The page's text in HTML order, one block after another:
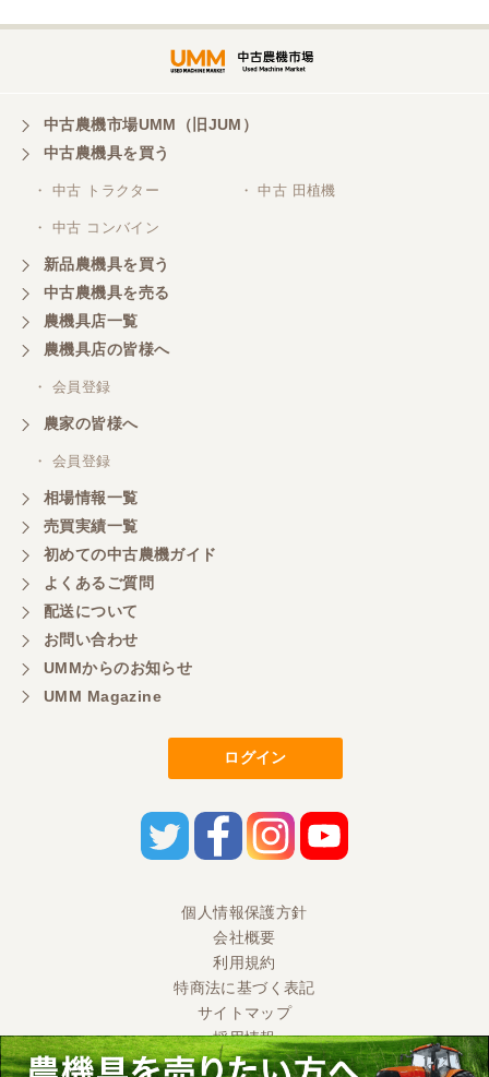
います。
迅速丁寧な対応で、稲刈りも無事に終えることがで
きました。 程度極上のコンバインを相場よりかなり
す。 稲刈り後、メンテしてワックス掛けたら知り合
うでしたらよろしくお願いいたします。
福岡県／あらら還
素早く丁寧にされる社長さんです。また欲しい物が
福岡県／マエカワ
ずーーと欲しかった 色彩選別機を買うことができ
ました。しかも、未使用の状態です。 当方の価格に
す。 直売用の米の販売促進に弾みをつけることがで
きます。 本当にありがとうございました。 また、ご
話連絡。こちらでも出品してて、尚且つこちらのほ
うが安く、さらに値引き、配送の手配までして頂き
ました。至れり尽くせりでした。ZP45Ⅼですが、発
てますが、うちやったら一通り整備して80万ぐらい
は欲しいなと言うてました。この機種は、故障が少
ないみたいで、状態にもよりますが50万前後なら、
買いだとも言うてました。今年4反ほど田植えしまし
たが、何も問題なく植えれました。整地ローター付
きはいいですね。きちんと整備し、大事にします。
色々とありがとうございました。
中古農機市場UMM（旧JUM）
中古農機具を買う
・ 中古 トラクター ・ 中古 田植機
・ 中古 コンバイン
新品農機具を買う
中古農機具を売る
農機具店一覧
農機具店の皆様へ
・ 会員登録
農家の皆様へ
・ 会員登録
相場情報一覧
売買実績一覧
初めての中古農機ガイド
よくあるご質問
配送について
お問い合わせ
UMMからのお知らせ
UMM Magazine
ログイン
個人情報保護方針
会社概要
利用規約
特商法に基づく表記
サイトマップ
採用情報